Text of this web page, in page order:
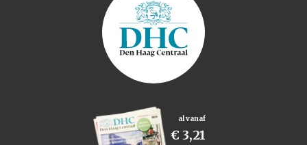
al vanaf
€ 3,21